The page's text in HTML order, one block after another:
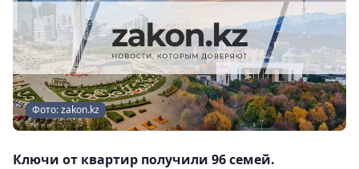
Фото: zakon.kz
Ключи от квартир получили 96 семей.